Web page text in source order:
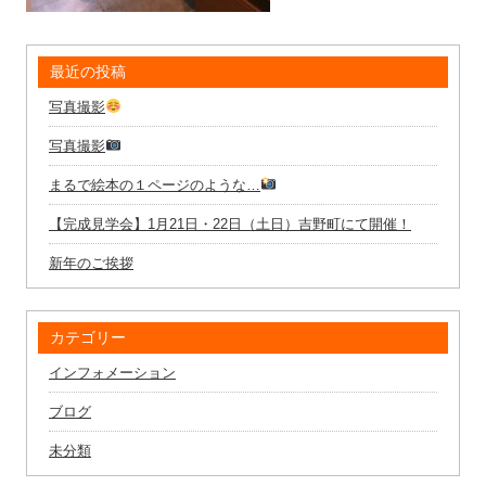
最近の投稿
写真撮影
写真撮影
まるで絵本の１ページのような…
【完成見学会】1月21日・22日（土日）吉野町にて開催！
新年のご挨拶
カテゴリー
インフォメーション
ブログ
未分類